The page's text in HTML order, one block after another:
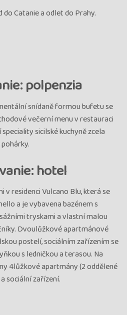
do Catanie a odlet do Prahy.
polpenzia
snídaně formou bufetu se
večerní menu v restauraci
sicilské kuchyně zcela
hotel
v residenci Vulcano Blu, která se
a je vybavena bazénem s
tryskami a vlastní malou
Dvoulůžkové apartmánové
postelí, sociálním zařízením se
s ledničkou a terasou. Na
4lůžkové apartmány (2 oddělené
sociální zařízení.